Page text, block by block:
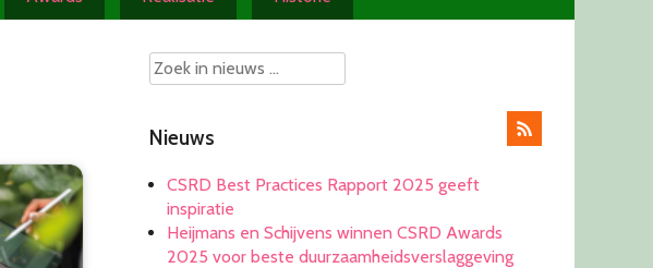
Nieuws
CSRD Best Practices Rapport 2025 geeft
inspiratie
Heijmans en Schijvens winnen CSRD Awards
2025 voor beste duurzaamheidsverslaggeving